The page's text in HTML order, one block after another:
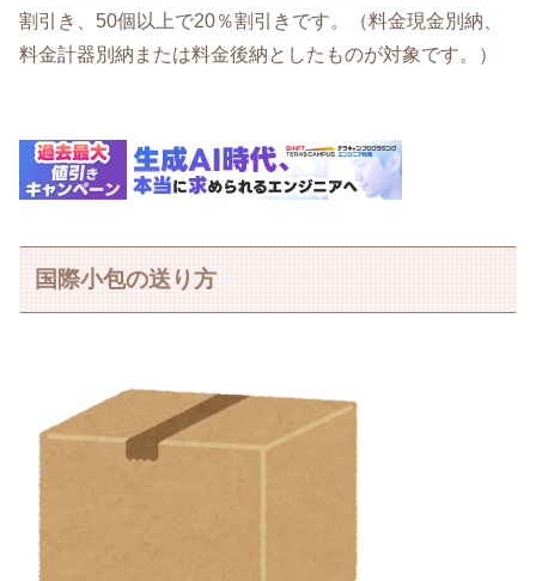
割引き、50個以上で20％割引きです。（料金現金別納、
料金計器別納または料金後納としたものが対象です。）
国際小包の送り方